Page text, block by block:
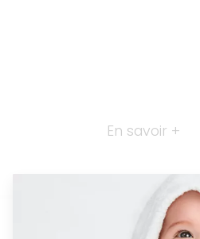
En savoir +